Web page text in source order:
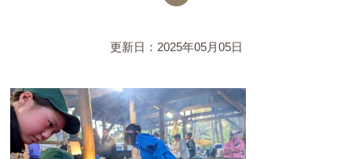
YouTubeチャンネル
留学の申し込み
通年コース
更新日：2025年05月05日